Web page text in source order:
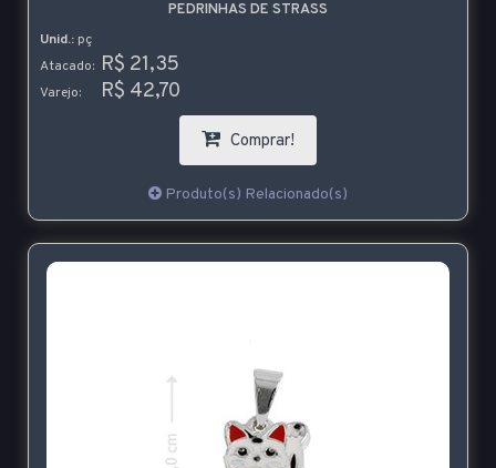
PEDRINHAS DE STRASS
Unid.: pç
Atacado: R$ 21,35
Varejo: R$ 42,70
Comprar!
Produto(s) Relacionado(s)